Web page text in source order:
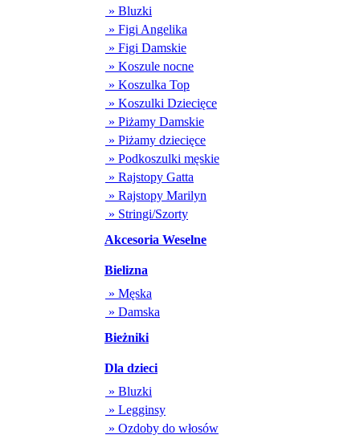
» Bluzki
» Figi Angelika
» Figi Damskie
» Koszule nocne
» Koszulka Top
» Koszulki Dziecięce
» Piżamy Damskie
» Piżamy dziecięce
» Podkoszulki męskie
» Rajstopy Gatta
» Rajstopy Marilyn
» Stringi/Szorty
Akcesoria Weselne
Bielizna
» Męska
» Damska
Bieżniki
Dla dzieci
» Bluzki
» Legginsy
» Ozdoby do włosów